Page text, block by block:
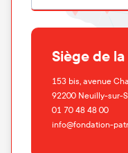
Siège de
153 bis, avenue
92200 Neuilly-sur-
01 70 48 48 00
info@fondation-